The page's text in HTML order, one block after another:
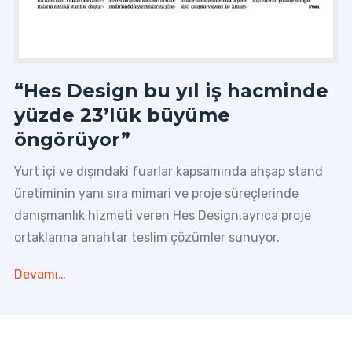
“Hes Design bu yıl iş hacminde
yüzde 23’lük büyüme
öngörüyor”
Yurt içi ve dışındaki fuarlar kapsamında ahşap stand
üretiminin yanı sıra mimari ve proje süreçlerinde
danışmanlık hizmeti veren Hes Design,ayrıca proje
ortaklarına anahtar teslim çözümler sunuyor.
Devamı…